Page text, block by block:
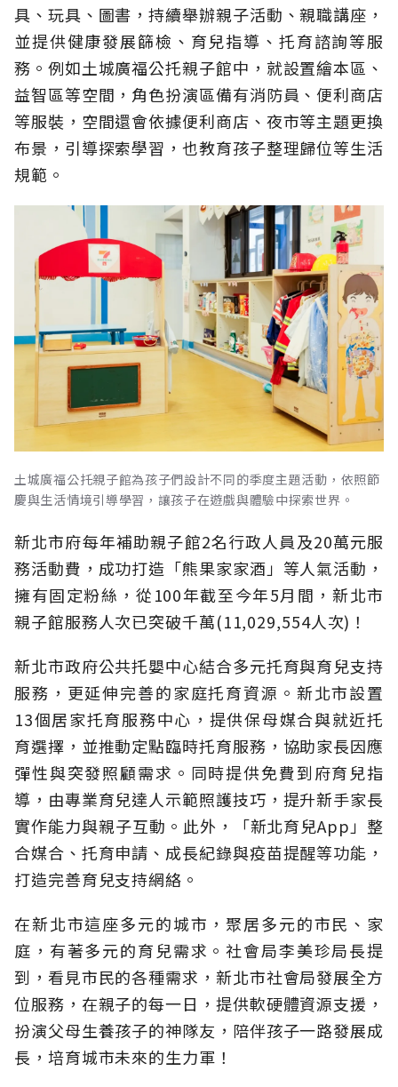
具、玩具、圖書，持續舉辦親子活動、親職講座，
並提供健康發展篩檢、育兒指導、托育諮詢等服
務。例如土城廣福公托親子館中，就設置繪本區、
益智區等空間，角色扮演區備有消防員、便利商店
等服裝，空間還會依據便利商店、夜市等主題更換
布景，引導探索學習，也教育孩子整理歸位等生活
規範。
土城廣福公托親子館為孩子們設計不同的季度主題活動，依照節
慶與生活情境引導學習，讓孩子在遊戲與體驗中探索世界。
新北市府每年補助親子館2名行政人員及20萬元服
務活動費，成功打造「熊果家家酒」等人氣活動，
擁有固定粉絲，從100年截至今年5月間，新北市
親子館服務人次已突破千萬(11,029,554人次)！
新北市政府公共托嬰中心結合多元托育與育兒支持
服務，更延伸完善的家庭托育資源。新北市設置
13個居家托育服務中心，提供保母媒合與就近托
育選擇，並推動定點臨時托育服務，協助家長因應
彈性與突發照顧需求。同時提供免費到府育兒指
導，由專業育兒達人示範照護技巧，提升新手家長
實作能力與親子互動。此外，「新北育兒App」整
合媒合、托育申請、成長紀錄與疫苗提醒等功能，
打造完善育兒支持網絡。
在新北市這座多元的城市，聚居多元的市民、家
庭，有著多元的育兒需求。社會局李美珍局長提
到，看見市民的各種需求，新北市社會局發展全方
位服務，在親子的每一日，提供軟硬體資源支援，
扮演父母生養孩子的神隊友，陪伴孩子一路發展成
長，培育城市未來的生力軍！